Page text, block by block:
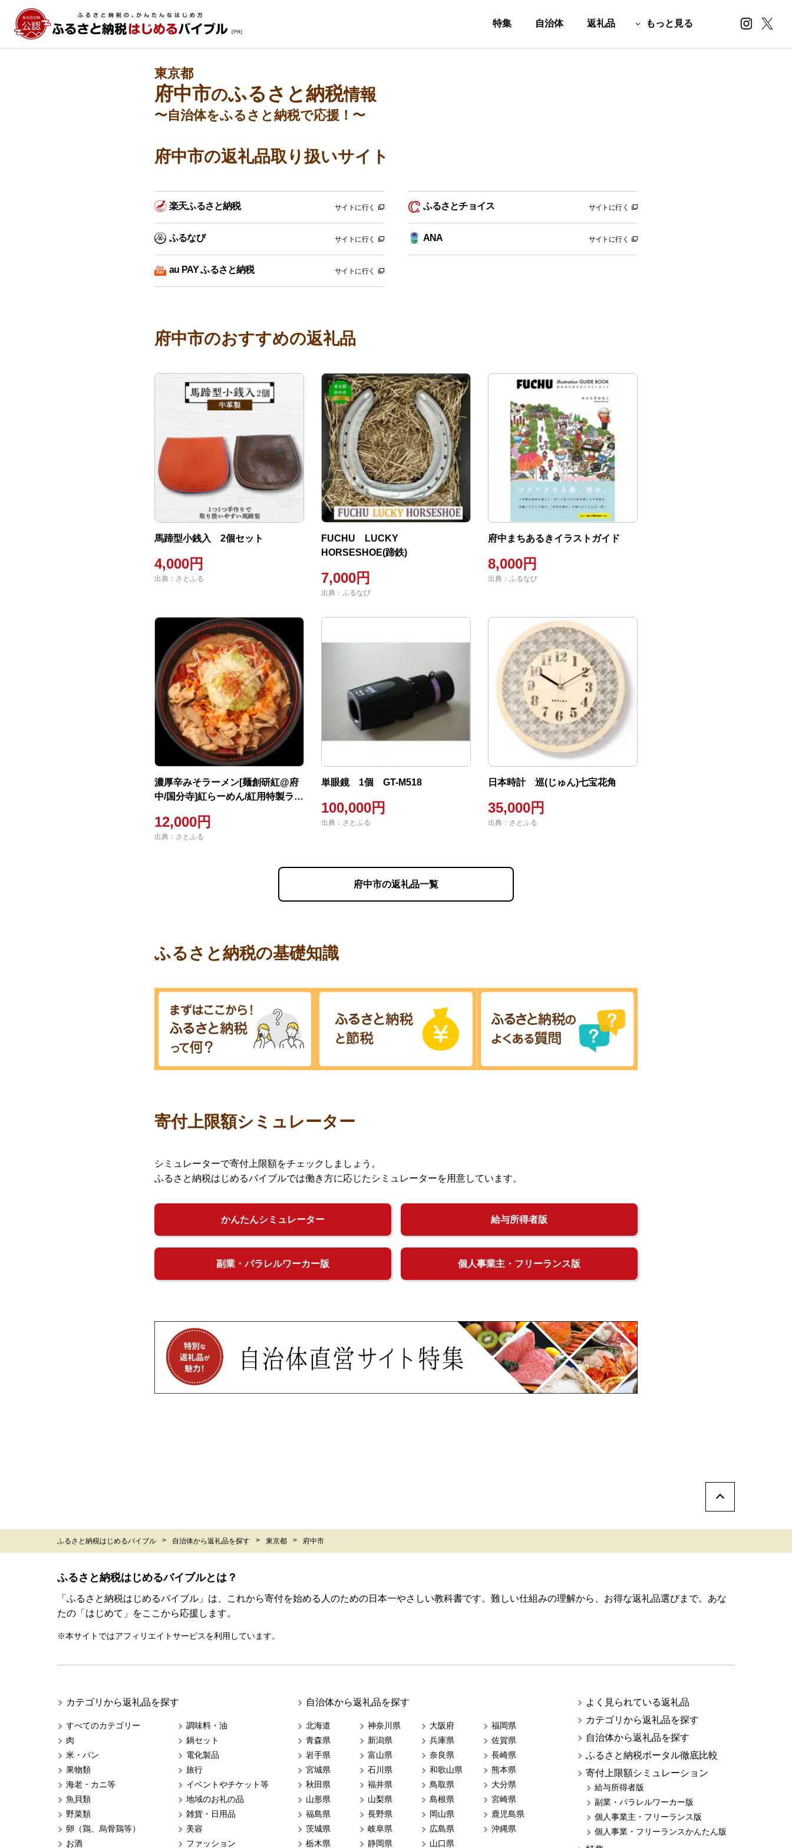
特集 自治体 返礼品 もっと見る
東京都
府中市のふるさと納税情報
〜自治体をふるさと納税で応援！〜
府中市の返礼品取り扱いサイト
楽天ふるさと納税 サイトに行く ふるさとチョイス サイトに行く
ふるなび サイトに行く ANA サイトに行く
au PAY ふるさと納税 サイトに行く
府中市のおすすめの返礼品
馬蹄型小銭入 2個セット
4,000円
出典：さとふる
FUCHU LUCKY
HORSESHOE(蹄鉄)
7,000円
出典：ふるなび
府中まちあるきイラストガイド
8,000円
出典：ふるなび
濃厚辛みそラーメン[麺創研紅@府
中/国分寺]紅らーめん/紅用特製ラー
12,000円
出典：さとふる
単眼鏡 1個 GT-M518
100,000円
出典：さとふる
日本時計 巡(じゅん)七宝花角
35,000円
出典：さとふる
府中市の返礼品一覧
ふるさと納税の基礎知識
寄付上限額シミュレーター
シミュレーターで寄付上限額をチェックしましょう。
ふるさと納税はじめるバイブルでは働き方に応じたシミュレーターを用意しています。
かんたんシミュレーター 給与所得者版
副業・パラレルワーカー版 個人事業主・フリーランス版
ふるさと納税はじめるバイブル 自治体から返礼品を探す 東京都 府中市
ふるさと納税はじめるバイブルとは？
「ふるさと納税はじめるバイブル」は、これから寄付を始める人のための日本一やさしい教科書です。難しい仕組みの理解から、お得な返礼品選びまで。あな
たの「はじめて」をここから応援します。
※本サイトではアフィリエイトサービスを利用しています。
カテゴリから返礼品を探す
すべてのカテゴリー
肉
米・パン
果物類
海老・カニ等
魚貝類
野菜類
卵（鶏、烏骨鶏等）
お酒
調味料・油
鍋セット
電化製品
旅行
イベントやチケット等
地域のお礼の品
雑貨・日用品
美容
ファッション
自治体から返礼品を探す
北海道
青森県
岩手県
宮城県
秋田県
山形県
福島県
茨城県
栃木県
神奈川県
新潟県
富山県
石川県
福井県
山梨県
長野県
岐阜県
静岡県
大阪府
兵庫県
奈良県
和歌山県
鳥取県
島根県
岡山県
広島県
山口県
福岡県
佐賀県
長崎県
熊本県
大分県
宮崎県
鹿児島県
沖縄県
よく見られている返礼品
カテゴリから返礼品を探す
自治体から返礼品を探す
ふるさと納税ポータル徹底比較
寄付上限額シミュレーション
給与所得者版
副業・パラレルワーカー版
個人事業主・フリーランス版
個人事業・フリーランスかんたん版